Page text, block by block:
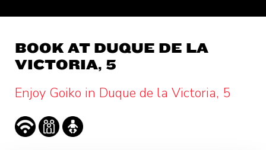
BOOK AT DUQUE DE LA
VICTORIA, 5
Enjoy Goiko in Duque de la Victoria, 5